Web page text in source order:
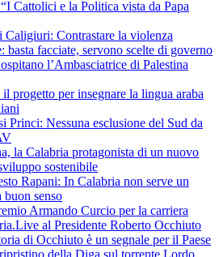
Cattolici e la Politica vista da Papa
Contrastare la violenza
basta facciate, servono scelte di governo
l’Ambasciatrice di Palestina
progetto per insegnare la lingua araba
Nessuna esclusione del Sud da
la Calabria protagonista di un nuovo
sostenibile
Rapani: In Calabria non serve un
buon senso
Armando Curcio per la carriera
al Presidente Roberto Occhiuto
di Occhiuto è un segnale per il Paese
della Diga sul torrente Lordo